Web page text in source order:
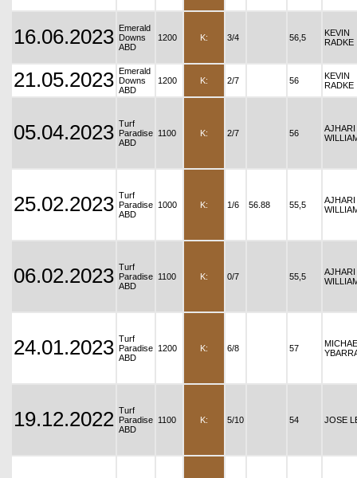
16.06.2023 Emerald
Downs
ABD
1200 K: 3/4 56,5
KEVIN
RADKE
21.05.2023 Emerald
Downs
ABD
1200 K: 2/7 56
KEVIN
RADKE
05.04.2023 Turf
Paradise
ABD
1100 K: 2/7 56
AJHARI
25.02.2023 Turf
Paradise
ABD
1000 K: 1/6 56.88 55,5
AJHARI
06.02.2023 Turf
Paradise
ABD
1100 K: 0/7 55,5
AJHARI
24.01.2023 Turf
Paradise
ABD
1200 K: 6/8 57
19.12.2022 Turf
Paradise
ABD
1100 K: 5/10 54 JOSE